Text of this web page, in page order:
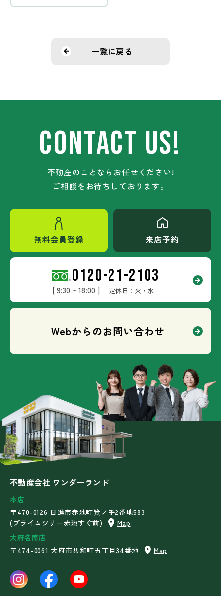
一覧に戻る
CONTACT US!
不動産のことならお任せください!
ご相談をお待ちしております。
無料会員登録 来店予約
0120-21-2103
[ 9:30 ~ 18:00 ] 定休日：火・水
Webからのお問い合わせ
不動産会社 ワンダーランド
本店
〒470-0126 日進市赤池町箕ノ手2番地583
(プライムツリー赤池すぐ前)
Map
大府名南店
〒474-0061 大府市共和町五丁目34番地
Map